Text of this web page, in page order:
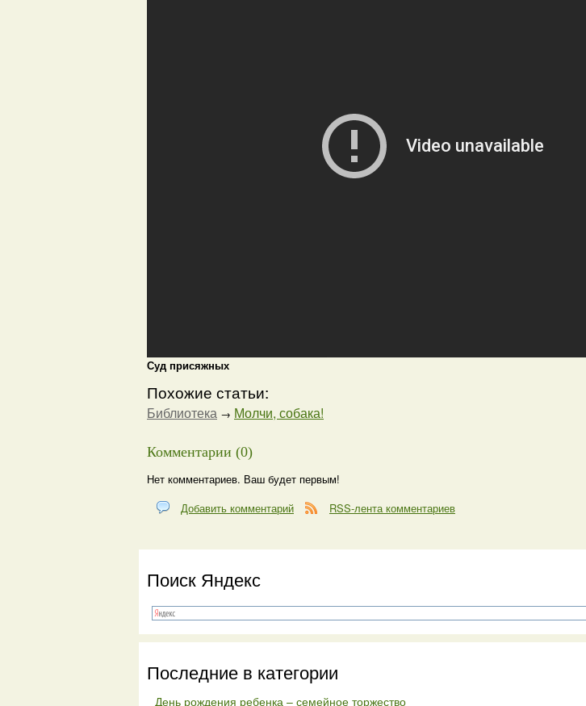
Суд присяжных
Похожие статьи:
Библиотека → Молчи, собака!
Комментарии (0)
Нет комментариев. Ваш будет первым!
Добавить комментарий
RSS-лента комментариев
Поиск Яндекс
Последние в категории
День рождения ребенка – семейное торжество